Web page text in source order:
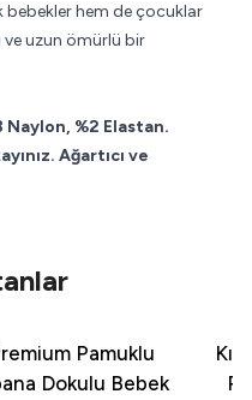
hem de çocuklar
uzun ömürlü bir
Naylon, %2 Elastan.
Ağartıcı ve
Pamuklu
Dokulu Bebek